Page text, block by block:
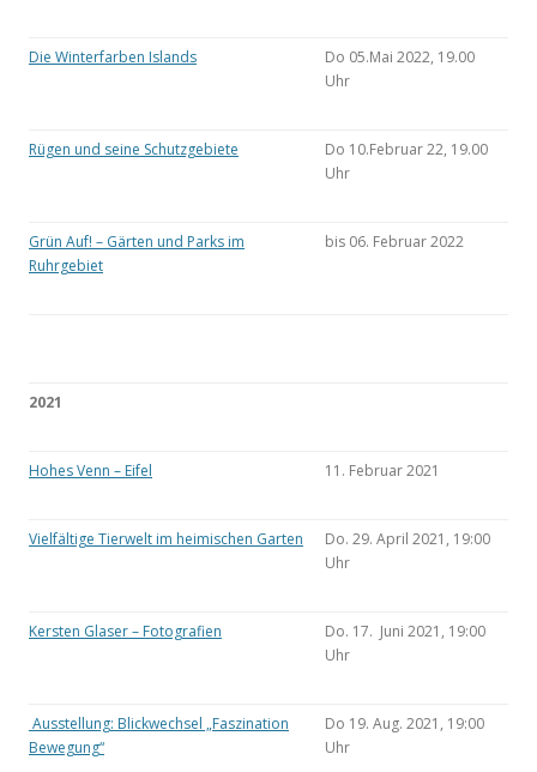
Die Winterfarben Islands
Do 05.Mai 2022, 19.00
Uhr
Rügen und seine Schutzgebiete
Do 10.Februar 22, 19.00
Uhr
Grün Auf! – Gärten und Parks im
Ruhrgebiet
bis 06. Februar 2022
2021
Hohes Venn – Eifel 11. Februar 2021
Vielfältige Tierwelt im heimischen Garten
Do. 29. April 2021, 19:00
Uhr
Kersten Glaser – Fotografien
Do. 17. Juni 2021, 19:00
Uhr
Ausstellung: Blickwechsel „Faszination
Bewegung“
Do 19. Aug. 2021, 19:00
Uhr